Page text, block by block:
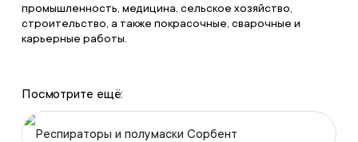
промышленность, медицина, сельское хозяйство,
строительство, а также покрасочные, сварочные и
карьерные работы.
Посмотрите ещё:
Респираторы и полумаски Сорбент